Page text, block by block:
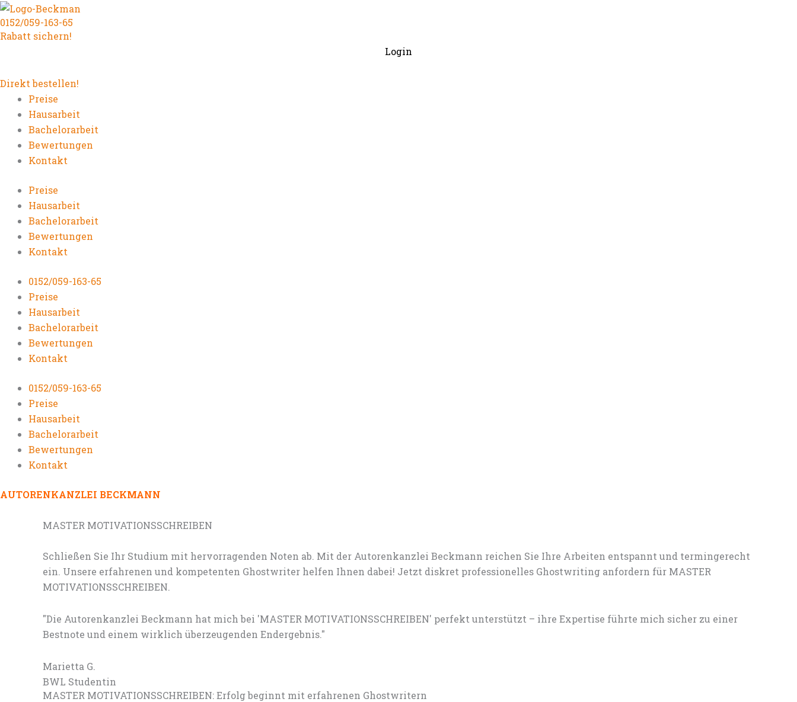
Zum
Inhalt
springen
0152/059-163-65
Rabatt sichern!
Login
Direkt bestellen!
Preise
Hausarbeit
Bachelorarbeit
Bewertungen
Kontakt
Preise
Hausarbeit
Bachelorarbeit
Bewertungen
Kontakt
0152/059-163-65
Preise
Hausarbeit
Bachelorarbeit
Bewertungen
Kontakt
0152/059-163-65
Preise
Hausarbeit
Bachelorarbeit
Bewertungen
Kontakt
AUTORENKANZLEI BECKMANN
MASTER MOTIVATIONSSCHREIBEN
Schließen Sie Ihr Studium mit hervorragenden Noten ab. Mit der Autorenkanzlei Beckmann reichen Sie Ihre Arbeiten entspannt und termingerecht
ein. Unsere erfahrenen und kompetenten Ghostwriter helfen Ihnen dabei! Jetzt diskret professionelles Ghostwriting anfordern für MASTER
MOTIVATIONSSCHREIBEN.
"Die Autorenkanzlei Beckmann hat mich bei 'MASTER MOTIVATIONSSCHREIBEN' perfekt unterstützt – ihre Expertise führte mich sicher zu einer
Bestnote und einem wirklich überzeugenden Endergebnis."
Marietta G.
BWL Studentin
MASTER MOTIVATIONSSCHREIBEN: Erfolg beginnt mit erfahrenen Ghostwritern